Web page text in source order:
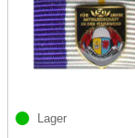
Lager